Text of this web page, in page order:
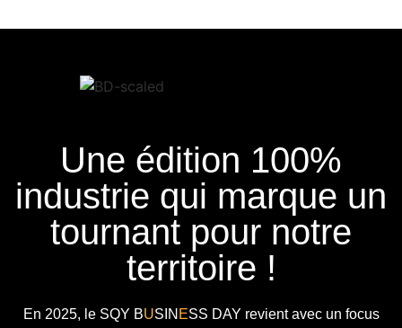
Une édition 100%
industrie qui marque un
tournant pour notre
territoire !
En 2025, le SQY BUSIN ESS DAY revient avec un focus